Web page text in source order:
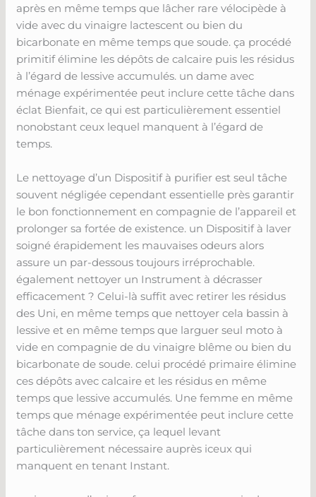
après en même temps que lâcher rare vélocipède à
vide avec du vinaigre lactescent ou bien du
bicarbonate en même temps que soude. ça procédé
primitif élimine les dépôts de calcaire puis les résidus
à l’égard de lessive accumulés. un dame avec
ménage expérimentée peut inclure cette tâche dans
éclat Bienfait, ce qui est particulièrement essentiel
nonobstant ceux lequel manquent à l’égard de
temps.
Le nettoyage d’un Dispositif à purifier est seul tâche
souvent négligée cependant essentielle près garantir
le bon fonctionnement en compagnie de l’appareil et
prolonger sa fortée de existence. un Dispositif à laver
soigné érapidement les mauvaises odeurs alors
assure un par-dessous toujours irréprochable.
également nettoyer un Instrument à décrasser
efficacement ? Celui-là suffit avec retirer les résidus
des Uni, en même temps que nettoyer cela bassin à
lessive et en même temps que larguer seul moto à
vide en compagnie de du vinaigre blême ou bien du
bicarbonate de soude. celui procédé primaire élimine
ces dépôts avec calcaire et les résidus en même
temps que lessive accumulés. Une femme en même
temps que ménage expérimentée peut inclure cette
tâche dans ton service, ça lequel levant
particulièrement nécessaire auprès iceux qui
manquent en tenant Instant.